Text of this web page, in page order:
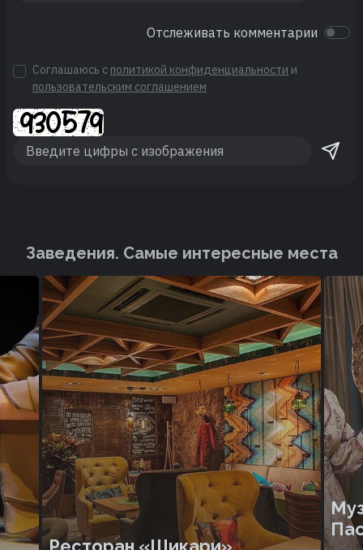
Отслеживать комментарии
Соглашаюсь с политикой конфиденциальности и
пользовательским соглашением
Заведения. Cамые интересные места